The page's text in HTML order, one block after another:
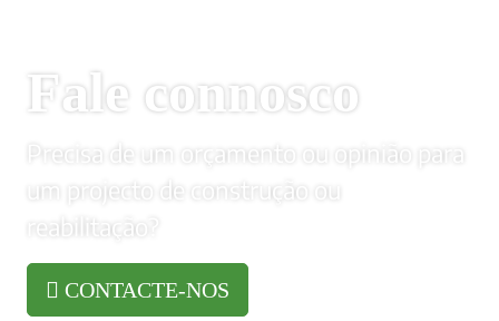
Fale connosco
Precisa de um orçamento ou opinião para
um projecto de construção ou
reabilitação?
CONTACTE-NOS